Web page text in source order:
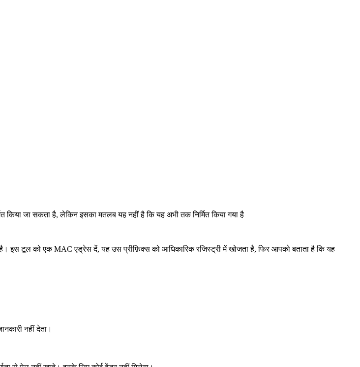
किया जा सकता है, लेकिन इसका मतलब यह नहीं है कि यह अभी तक निर्मित किया गया है
इस टूल को एक MAC एड्रेस दें, यह उस प्रीफ़िक्स को आधिकारिक रजिस्ट्री में खोजता है, फिर आपको बताता है कि यह
नहीं देता।